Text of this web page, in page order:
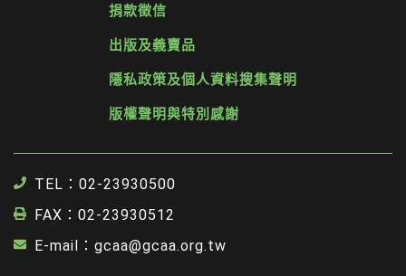
捐款徵信
出版及義賣品
隱私政策及個人資料搜集聲明
版權聲明與特別感謝
TEL：02-23930500
FAX：02-23930512
E-mail：gcaa@gcaa.org.tw